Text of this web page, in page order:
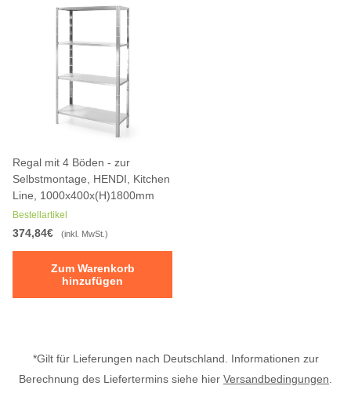
Regal mit 4 Böden - zur
Selbstmontage, HENDI, Kitchen
Line, 1000x400x(H)1800mm
Bestellartikel
374,84€ (inkl. MwSt.)
Zum Warenkorb
hinzufügen
*Gilt für Lieferungen nach Deutschland. Informationen zur
Berechnung des Liefertermins siehe hier Versandbedingungen